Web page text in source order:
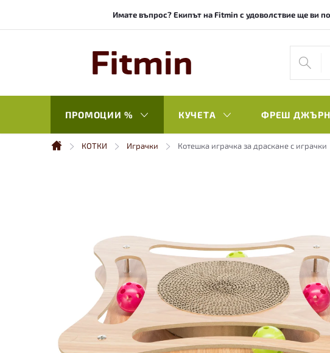
Имате въпрос? Екипът на Fitmin с удоволствие ще ви
ПРОМОЦИИ % КУЧЕТА ФРЕШ
Начало
КОТКИ Играчки Котешка играчка за драскане с играчки